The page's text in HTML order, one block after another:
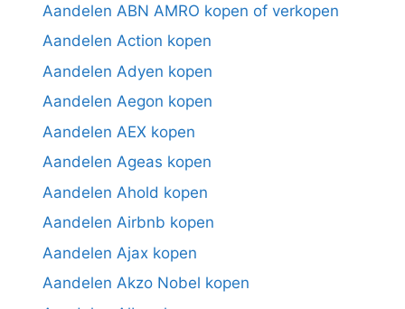
Aandelen ABN AMRO kopen of verkopen
Aandelen Action kopen
Aandelen Adyen kopen
Aandelen Aegon kopen
Aandelen AEX kopen
Aandelen Ageas kopen
Aandelen Ahold kopen
Aandelen Airbnb kopen
Aandelen Ajax kopen
Aandelen Akzo Nobel kopen